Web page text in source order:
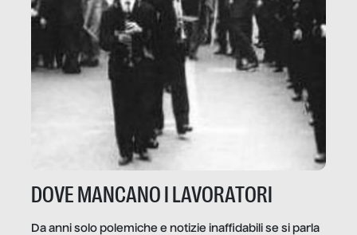
DOVE MANCANO I LAVORATORI
Da anni solo polemiche e notizie inaffidabili se si parla